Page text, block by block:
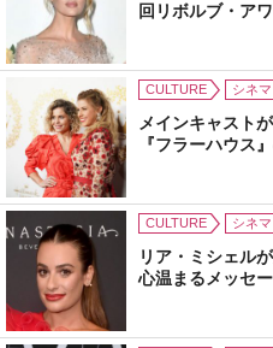
回リボルブ・ア
CULTURE シネ
メインキャスト
『フラーハウス
CULTURE シネ
リア・ミシェル
心温まるメッセ